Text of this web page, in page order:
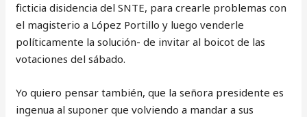
ficticia disidencia del SNTE, para crearle problemas con
el magisterio a López Portillo y luego venderle
políticamente la solución- de invitar al boicot de las
votaciones del sábado.
Yo quiero pensar también, que la señora presidente es
ingenua al suponer que volviendo a mandar a sus